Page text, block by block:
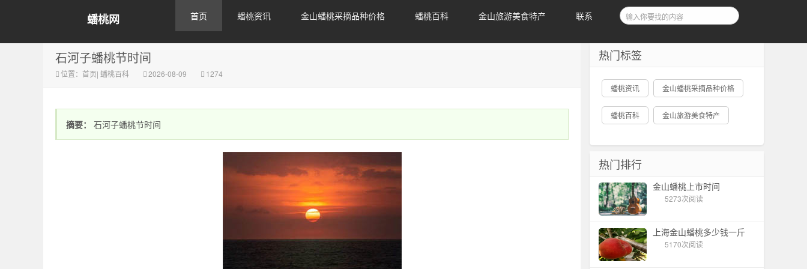
蟠桃网 首页 蟠桃资讯 金山蟠桃采摘品种价格 蟠桃百科 金山旅游美食特产 联系
石河子蟠桃节时间
位置： 首页| 蟠桃百科 2026-08-09 1274
摘要： 石河子蟠桃节时间
热门标签
蟠桃资讯 金山蟠桃采摘品种价格
蟠桃百科 金山旅游美食特产
热门排行
金山蟠桃上市时间
5273次阅读
上海金山蟠桃多少钱一斤
5170次阅读